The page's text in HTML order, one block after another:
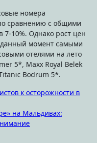
номера
сравнению с общими
10%. Однако рост цен
данный момент самыми
отелями на лето
5*, Maxx Royal Belek
Bodrum 5*.
к осторожности в
на Мальдивах: